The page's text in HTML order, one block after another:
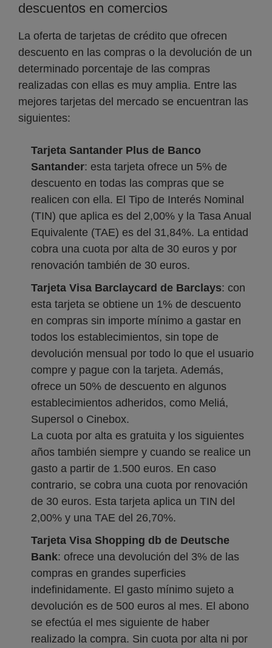
descuentos en comercios
La oferta de tarjetas de crédito que ofrecen
descuento en las compras o la devolución de un
determinado porcentaje de las compras
realizadas con ellas es muy amplia. Entre las
mejores tarjetas del mercado se encuentran las
siguientes:
Tarjeta Santander Plus de Banco
Santander: esta tarjeta ofrece un 5% de
descuento en todas las compras que se
realicen con ella. El Tipo de Interés Nominal
(TIN) que aplica es del 2,00% y la Tasa Anual
Equivalente (TAE) es del 31,84%. La entidad
cobra una cuota por alta de 30 euros y por
renovación también de 30 euros.
Tarjeta Visa Barclaycard de Barclays: con
esta tarjeta se obtiene un 1% de descuento
en compras sin importe mínimo a gastar en
todos los establecimientos, sin tope de
devolución mensual por todo lo que el usuario
compre y pague con la tarjeta. Además,
ofrece un 50% de descuento en algunos
establecimientos adheridos, como Meliá,
Supersol o Cinebox.
La cuota por alta es gratuita y los siguientes
años también siempre y cuando se realice un
gasto a partir de 1.500 euros. En caso
contrario, se cobra una cuota por renovación
de 30 euros. Esta tarjeta aplica un TIN del
2,00% y una TAE del 26,70%.
Tarjeta Visa Shopping db de Deutsche
Bank: ofrece una devolución del 3% de las
compras en grandes superficies
indefinidamente. El gasto mínimo sujeto a
devolución es de 500 euros al mes. El abono
se efectúa el mes siguiente de haber
realizado la compra. Sin cuota por alta ni por